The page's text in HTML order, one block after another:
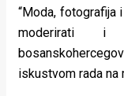
“Moda, fotografija
moderirati i
iskustvom rada na